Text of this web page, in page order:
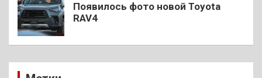
Появилось фото новой Toyota
RAV4